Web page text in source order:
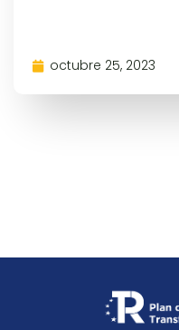
octubre 25, 2023